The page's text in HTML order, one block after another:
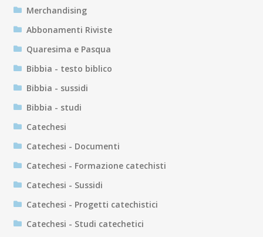
Merchandising
Abbonamenti Riviste
Quaresima e Pasqua
Bibbia - testo biblico
Bibbia - sussidi
Bibbia - studi
Catechesi
Catechesi - Documenti
Catechesi - Formazione catechisti
Catechesi - Sussidi
Catechesi - Progetti catechistici
Catechesi - Studi catechetici